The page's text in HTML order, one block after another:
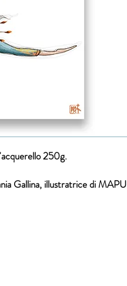
250g.
Gallina, illustratrice di MAPU